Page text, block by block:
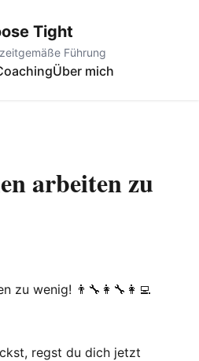
Tight
Führung
Über mich
arbeiten zu
zu wenig! 👨‍🔧👩‍🔧👩‍💻
regst du dich jetzt